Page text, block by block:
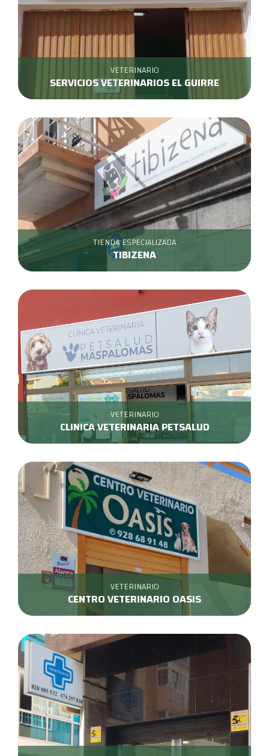
VETERINARIO
SERVICIOS VETERINARIOS EL GUIRRE
TIENDA ESPECIALIZADA
TIBIZENA
VETERINARIO
CLINICA VETERINARIA PETSALUD
VETERINARIO
CENTRO VETERINARIO OASIS